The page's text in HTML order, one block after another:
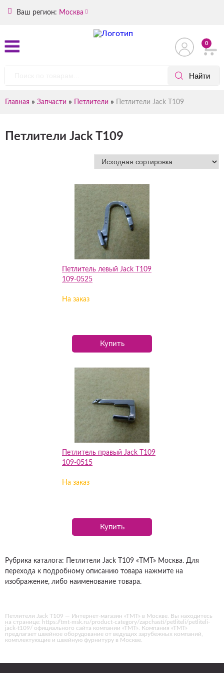
Ваш регион: Москва
0
Главная » Запчасти » Петлители » Петлители Jack T109
Петлители Jack T109
Петлитель левый Jack T109
109-0525
На заказ
Купить
Петлитель правый Jack T109
109-0515
На заказ
Купить
Рубрика каталога: Петлители Jack T109 «ТМТ» Москва. Для
перехода к подробному описанию товара нажмите на
изображение, либо наименование товара.
Петлители Jack T109 — Интернет-магазин «ТМТ» в Москве. Вы находитесь
на странице: https://tmt-msk.ru/product-category/zapchasti/petliteli/petliteli-
jack-t109/ официального сайта компании «ТМТ». Компания «ТМТ»
предлагает швейное оборудование от ведущих зарубежных компаний,
комплектующие и швейную фурнитуру в Москве.